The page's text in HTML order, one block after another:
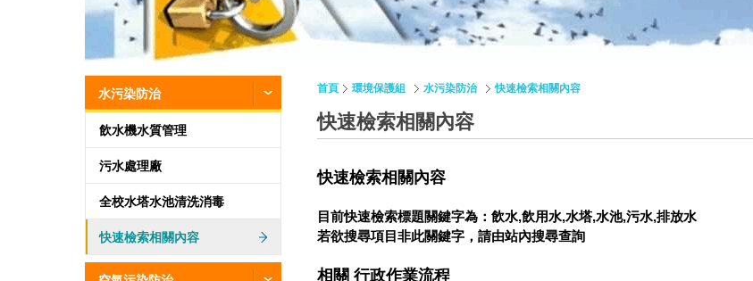
水污染防治
飲水機水質管理
污水處理廠
全校水塔水池清洗消毒
快速檢索相關內容
首頁 環境保護組 水污染防治 快速檢索相關內容
快速檢索相關內容
快速檢索相關內容
目前快速檢索標題關鍵字為：飲水,飲用水,水塔,水池,污水,排放水
若欲搜尋項目非此關鍵字，請由站內搜尋查詢
相關 行政作業流程